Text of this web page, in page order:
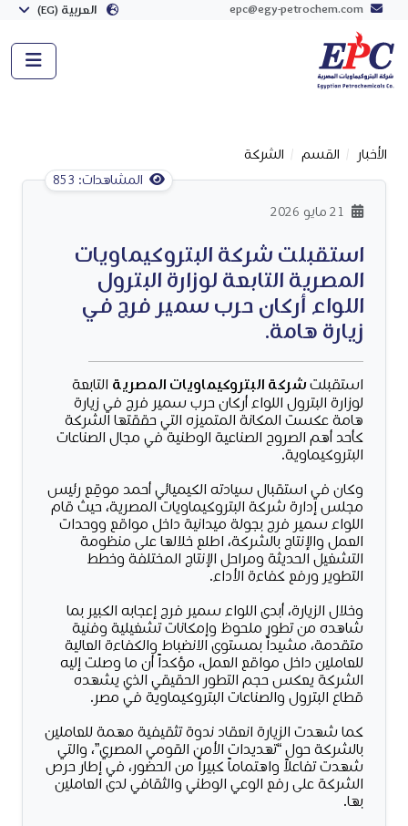
epc@egy-petrochem.com العربية (EG)
الأخبار القسم الشركة
المشاهدات: 853
استقبلت شركة البتروكيماويات
المصرية التابعة لوزارة البترول
اللواء أركان حرب سمير فرج في
زيارة هامة.
استقبلتشركة البتروكيماويات المصرية التابعة
لوزارة البترول اللواء أركان حرب سمير فرج في زيارة
هامة عكست المكانة المتميزه التي حققتها الشركة
كأحد أهم الصروح الصناعية الوطنية في مجال الصناعات
البتروكيماوية.
وكان في استقبال سيادته الكيميائي أحمد موقِع رئيس
مجلس إدارة شركة البتروكيماويات المصرية، حيث قام
اللواء سمير فرج بجولة ميدانية داخل مواقع ووحدات
العمل والإنتاج بالشركة، اطلع خلالها على منظومة
التشغيل الحديثة ومراحل الإنتاج المختلفة وخطط
التطوير ورفع كفاءة الأداء.
وخلال الزيارة، أبدى اللواء سمير فرج إعجابه الكبير بما
شاهده من تطور ملحوظ وإمكانات تشغيلية وفنية
متقدمة، مشيداً بمستوى الانضباط والكفاءة العالية
للعاملين داخل مواقع العمل، مؤكداً أن ما وصلت إليه
الشركة يعكس حجم التطور الحقيقي الذي يشهده
قطاع البترول والصناعات البتروكيماوية في مصر.
كما شهدت الزيارة انعقاد ندوة تثقيفية مهمة للعاملين
بالشركة حول “تهديدات الأمن القومي المصري”، والتي
شهدت تفاعلاً واهتماماً كبيراً من الحضور، في إطار حرص
الشركة على رفع الوعي الوطني والثقافي لدى العاملين
بها.